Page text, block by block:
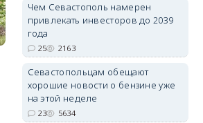
покушение
разработчика дронов
«Упырь» — что известно к
этому часу
Чем Севастополь намерен
привлекать инвесторов до 2039
года
25 2163
Севастопольцам обещают
хорошие новости о бензине уже
на этой неделе
23 5634